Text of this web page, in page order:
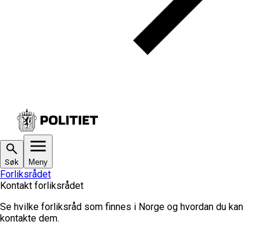
Søk Meny
Forliksrådet
Kontakt forliksrådet
Se hvilke forliksråd som finnes i Norge og hvordan du kan
kontakte dem.